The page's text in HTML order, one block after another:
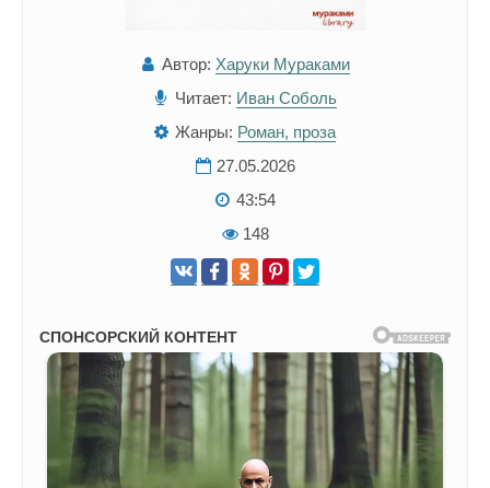
Автор: Харуки Мураками
Читает: Иван Соболь
Жанры: Роман, проза
27.05.2026
43:54
148